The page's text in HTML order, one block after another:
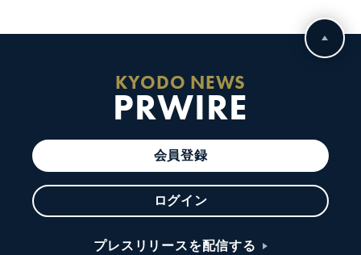
KYODO NEWS
PRWIRE
会員登録
ログイン
プレスリリースを配信する